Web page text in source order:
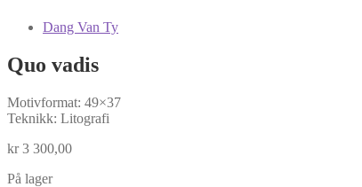
Dang Van Ty
Quo vadis
Motivformat: 49×37
Teknikk: Litografi
kr3 300,00
På lager